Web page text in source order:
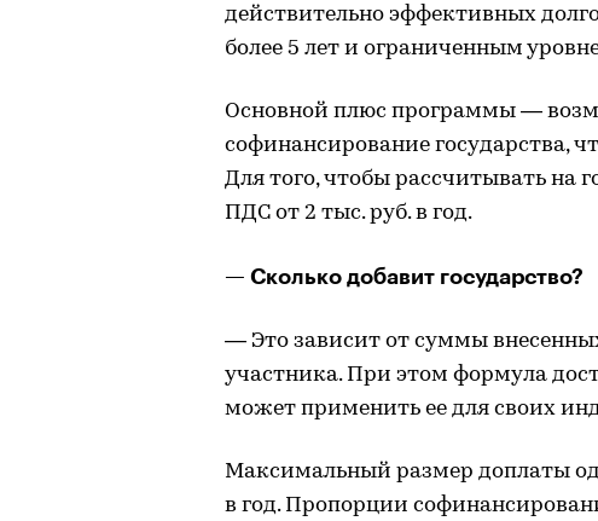
действительно эффективных
более 5 лет и ограниченным
Основной плюс программы —
софинансирование государства,
Для того, чтобы рассчитывать на
ПДС от 2 тыс. руб. в год.
— Сколько добавит государство?
— Это зависит от суммы
участника. При этом формула
может применить ее для своих
Максимальный размер доплаты
в год. Пропорции